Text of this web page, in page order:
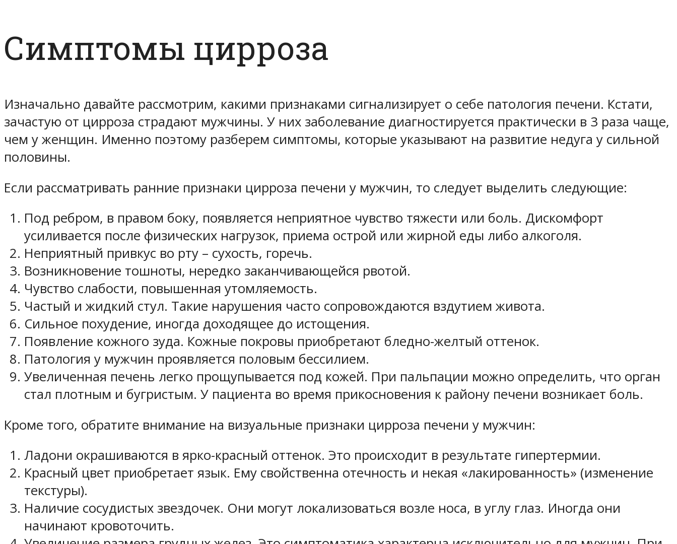
Симптомы цирроза
Изначально давайте рассмотрим, какими признаками сигнализирует о себе патология печени. Кстати,
зачастую от цирроза страдают мужчины. У них заболевание диагностируется практически в 3 раза чаще,
чем у женщин. Именно поэтому разберем симптомы, которые указывают на развитие недуга у сильной
половины.
Если рассматривать ранние признаки цирроза печени у мужчин, то следует выделить следующие:
Под ребром, в правом боку, появляется неприятное чувство тяжести или боль. Дискомфорт
усиливается после физических нагрузок, приема острой или жирной еды либо алкоголя.
Неприятный привкус во рту – сухость, горечь.
Возникновение тошноты, нередко заканчивающейся рвотой.
Чувство слабости, повышенная утомляемость.
Частый и жидкий стул. Такие нарушения часто сопровождаются вздутием живота.
Сильное похудение, иногда доходящее до истощения.
Появление кожного зуда. Кожные покровы приобретают бледно-желтый оттенок.
Патология у мужчин проявляется половым бессилием.
Увеличенная печень легко прощупывается под кожей. При пальпации можно определить, что орган
стал плотным и бугристым. У пациента во время прикосновения к району печени возникает боль.
Кроме того, обратите внимание на визуальные признаки цирроза печени у мужчин:
Ладони окрашиваются в ярко-красный оттенок. Это происходит в результате гипертермии.
Красный цвет приобретает язык. Ему свойственна отечность и некая «лакированность» (изменение
текстуры).
Наличие сосудистых звездочек. Они могут локализоваться возле носа, в углу глаз. Иногда они
начинают кровоточить.